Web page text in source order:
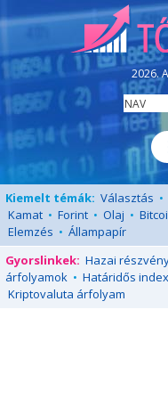
2026.
Kiemelt témák: Választás •
Kamat • Forint • Olaj •
Elemzés • Állampapír
Gyorslinkek: Hazai
árfolyamok • Határidős index
Kriptovaluta árfolyam